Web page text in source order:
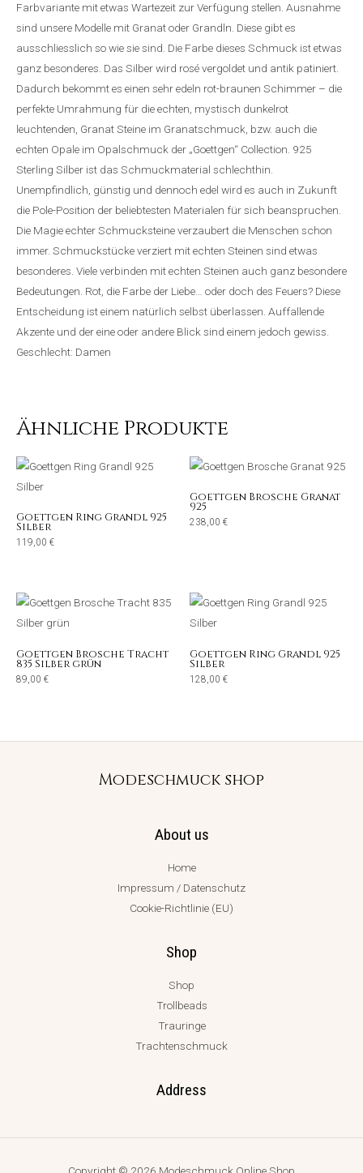
Farbvariante mit etwas Wartezeit zur Verfügung stellen. Ausnahme
sind unsere Modelle mit Granat oder Grandln. Diese gibt es
ausschliesslich so wie sie sind. Die Farbe dieses Schmuck ist etwas
ganz besonderes. Das Silber wird rosé vergoldet und antik patiniert.
Dadurch bekommt es einen sehr edeln rot-braunen Schimmer – die
perfekte Umrahmung für die echten, mystisch dunkelrot
leuchtenden, Granat Steine im Granatschmuck, bzw. auch die
echten Opale im Opalschmuck der „Goettgen“ Collection. 925
Sterling Silber ist das Schmuckmaterial schlechthin.
Unempfindlich, günstig und dennoch edel wird es auch in Zukunft
die Pole-Position der beliebtesten Materialen für sich beanspruchen.
Die Magie echter Schmucksteine verzaubert die Menschen schon
immer. Schmuckstücke verziert mit echten Steinen sind etwas
besonderes. Viele verbinden mit echten Steinen auch ganz besondere
Bedeutungen. Rot, die Farbe der Liebe… oder doch des Feuers? Diese
Entscheidung ist einem natürlich selbst überlassen. Auffallende
Akzente und der eine oder andere Blick sind einem jedoch gewiss.
Geschlecht: Damen
Ähnliche Produkte
Goettgen Ring Grandl 925
Silber
119,00 €
Goettgen Brosche Granat
925
238,00 €
Goettgen Brosche Tracht
835 Silber grün
89,00 €
Goettgen Ring Grandl 925
Silber
128,00 €
Modeschmuck shop
About us
Home
Impressum / Datenschutz
Cookie-Richtlinie (EU)
Shop
Shop
Trollbeads
Trauringe
Trachtenschmuck
Address
Copyright © 2026 Modeschmuck Online Shop